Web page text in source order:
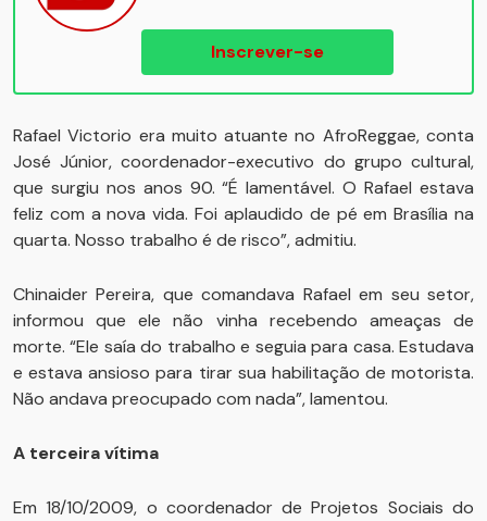
Inscrever-se
Rafael Victorio era muito atuante no AfroReggae, conta
José Júnior, coordenador-executivo do grupo cultural,
que surgiu nos anos 90. “É lamentável. O Rafael estava
feliz com a nova vida. Foi aplaudido de pé em Brasília na
quarta. Nosso trabalho é de risco”, admitiu.
Chinaider Pereira, que comandava Rafael em seu setor,
informou que ele não vinha recebendo ameaças de
morte. “Ele saía do trabalho e seguia para casa. Estudava
e estava ansioso para tirar sua habilitação de motorista.
Não andava preocupado com nada”, lamentou.
A terceira vítima
Em 18/10/2009, o coordenador de Projetos Sociais do